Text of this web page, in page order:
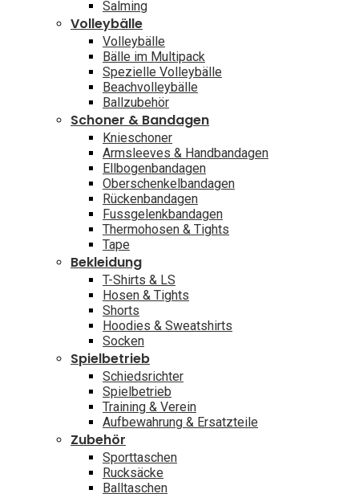
Salming
Volleybälle
Volleybälle
Bälle im Multipack
Spezielle Volleybälle
Beachvolleybälle
Ballzubehör
Schoner & Bandagen
Knieschoner
Armsleeves & Handbandagen
Ellbogenbandagen
Oberschenkelbandagen
Rückenbandagen
Fussgelenkbandagen
Thermohosen & Tights
Tape
Bekleidung
T-Shirts & LS
Hosen & Tights
Shorts
Hoodies & Sweatshirts
Socken
Spielbetrieb
Schiedsrichter
Spielbetrieb
Training & Verein
Aufbewahrung & Ersatzteile
Zubehör
Sporttaschen
Rucksäcke
Balltaschen